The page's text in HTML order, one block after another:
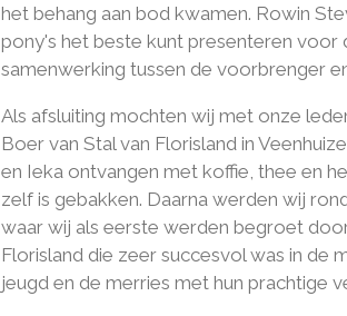
het behang aan bod kwamen. Rowin
pony's het beste kunt presenteren voor
samenwerking tussen de voorbrenger
Als afsluiting mochten wij met onze
Boer van Stal van Florisland in
en Ieka ontvangen met koffie, thee en
zelf is gebakken. Daarna werden wij
waar wij als eerste werden begroet
Florisland die zeer succesvol was in de
jeugd en de merries met hun prachtige